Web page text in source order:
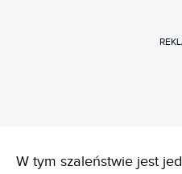
W tym szaleństwie jest